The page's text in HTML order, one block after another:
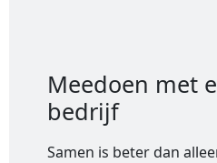
Meedoen met
bedrijf
Samen is beter dan